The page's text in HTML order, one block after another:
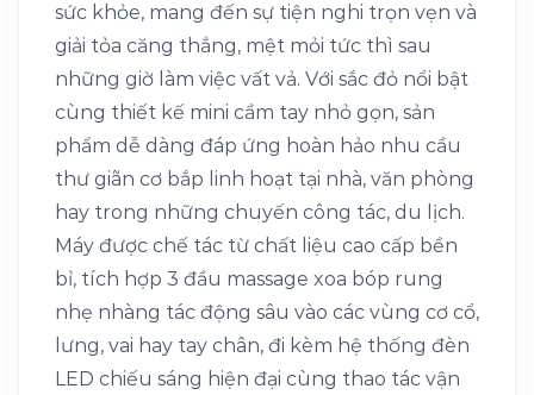
sức khỏe, mang đến sự tiện nghi trọn vẹn và
giải tỏa căng thẳng, mệt mỏi tức thì sau
những giờ làm việc vất vả. Với sắc đỏ nổi bật
cùng thiết kế mini cầm tay nhỏ gọn, sản
phẩm dễ dàng đáp ứng hoàn hảo nhu cầu
thư giãn cơ bắp linh hoạt tại nhà, văn phòng
hay trong những chuyến công tác, du lịch.
Máy được chế tác từ chất liệu cao cấp bền
bỉ, tích hợp 3 đầu massage xoa bóp rung
nhẹ nhàng tác động sâu vào các vùng cơ cổ,
lưng, vai hay tay chân, đi kèm hệ thống đèn
LED chiếu sáng hiện đại cùng thao tác vận